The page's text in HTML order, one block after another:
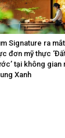
Signature ra mắt
đơn mỹ thực
tại không gian
Xanh